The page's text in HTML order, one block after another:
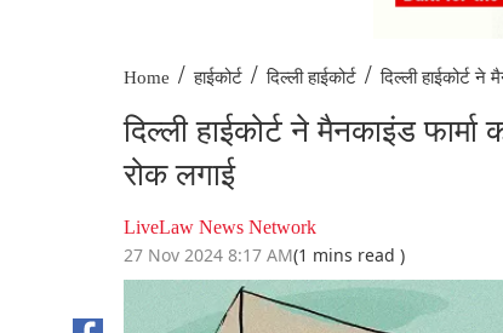
Home / हाईकोर्ट / दिल्ली हाईकोर्ट / दिल्ली हाईकोर्ट ने
दिल्ली हाईकोर्ट ने मैनकाइंड
रोक लगाई
LiveLaw News Network
27 Nov 2024 8:17 AM(1 mins read )